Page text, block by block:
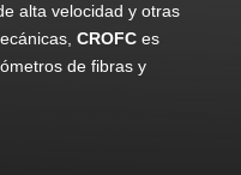
alta velocidad y otras
CROFC es
de fibras y